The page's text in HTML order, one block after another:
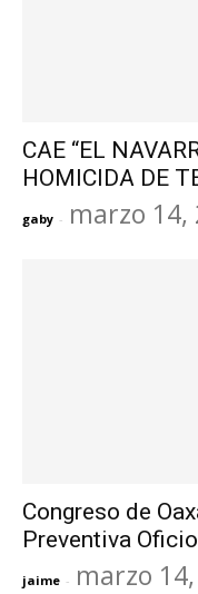
CAE “EL
HOMICIDA DE
gaby - marzo 14,
Congreso de
Preventiva
jaime - marzo